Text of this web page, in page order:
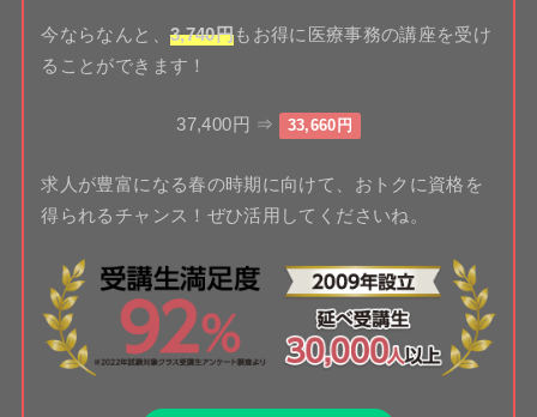
今ならなんと、 3,740円もお得に医療事務の講座を受け
ることができます！
37,400円 ⇒ 33,660円
求人が豊富になる春の時期に向けて、おトクに資格を
得られるチャンス！ぜひ活用してくださいね。